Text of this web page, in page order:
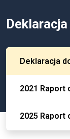
Deklaracja
Deklaracja
2021 Raport
2025 Raport